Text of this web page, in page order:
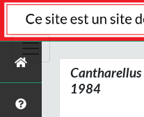
Cantharellus
1984